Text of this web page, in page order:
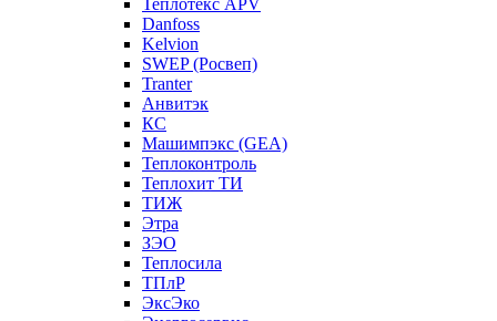
Теплотекс APV
Danfoss
Kelvion
SWEP (Росвеп)
Tranter
Анвитэк
КС
Машимпэкс (GEA)
Теплоконтроль
Теплохит ТИ
ТИЖ
Этра
ЗЭО
Теплосила
ТПлР
ЭксЭко